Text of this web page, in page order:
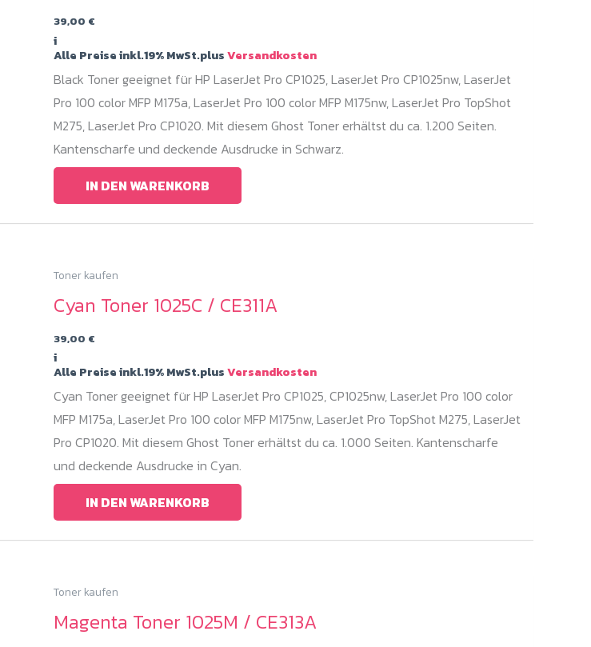
39,00 €
i
Alle Preise inkl.19% MwSt.plusVersandkosten
Black Toner geeignet für HP LaserJet Pro CP1025, LaserJet Pro CP1025nw, LaserJet
Pro 100 color MFP M175a, LaserJet Pro 100 color MFP M175nw, LaserJet Pro TopShot
M275, LaserJet Pro CP1020. Mit diesem Ghost Toner erhältst du ca. 1.200 Seiten.
Kantenscharfe und deckende Ausdrucke in Schwarz.
IN DEN WARENKORB
Toner kaufen
Cyan Toner 1025C / CE311A
39,00 €
i
Alle Preise inkl.19% MwSt.plusVersandkosten
Cyan Toner geeignet für HP LaserJet Pro CP1025, CP1025nw, LaserJet Pro 100 color
MFP M175a, LaserJet Pro 100 color MFP M175nw, LaserJet Pro TopShot M275, LaserJet
Pro CP1020. Mit diesem Ghost Toner erhältst du ca. 1.000 Seiten. Kantenscharfe
und deckende Ausdrucke in Cyan.
IN DEN WARENKORB
Toner kaufen
Magenta Toner 1025M / CE313A